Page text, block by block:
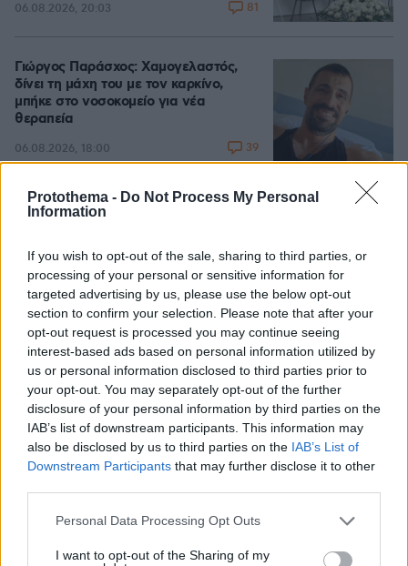
Protothema - Do Not Process My Personal
Information
If you wish to opt-out of the sale, sharing to third parties, or
processing of your personal or sensitive information for
targeted advertising by us, please use the below opt-out
section to confirm your selection. Please note that after your
opt-out request is processed you may continue seeing
interest-based ads based on personal information utilized by
us or personal information disclosed to third parties prior to
your opt-out. You may separately opt-out of the further
disclosure of your personal information by third parties on the
IAB’s list of downstream participants. This information may
also be disclosed by us to third parties on the IAB’s List of
Downstream Participants that may further disclose it to other
Please note that this website/app uses one or more Google
not limited to your visit or usage behaviour. You may click to
Personal Data Processing Opt Outs
I want to opt-out of the Sharing of my
06.08.2026, 20:03 81
Γιώργος Παράσχος: Χαμογελαστός,
δίνει τη μάχη του με τον καρκίνο,
μπήκε στο νοσοκομείο για νέα
θεραπεία
06.08.2026, 18:00 39
Φάουτσι και άλλα ιδιωτικά, αρνήθηκε
100 φορές να απαντήσει στο
Κογκρέσο
Πέθανε το άσπρο κουτάβι που
συμβίωνε με αγέλη λύκων στην
Κεντρική Μακεδονία: Καλό ταξίδι
μικρέ, δείτε βίντεο
06.08.2026, 16:39 157
ομορφιά από την Αιθιοπία έγινε viral,